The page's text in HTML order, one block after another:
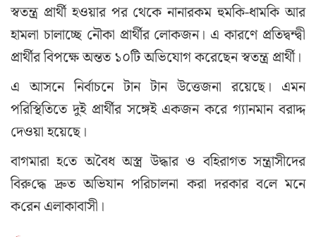
স্বতন্ত্র প্রার্থী হওয়ার পর থেকে নানারকম হুমকি-ধামকি আর
হামলা চালাচ্ছে নৌকা প্রার্থীর লোকজন। এ কারণে প্রতিদ্বন্দ্বী
প্রার্থীর বিপক্ষে অন্তত ১০টি অভিযোগ করেছেন স্বতন্ত্র প্রার্থী।
এ আসনে নির্বাচনে টান টান উত্তেজনা রয়েছে। এমন
পরিস্থিতিতে দুই প্রার্থীর সঙ্গেই একজন করে গ্যানমান বরাদ্দ
দেওয়া হয়েছে।
বাগমারা হ‌তে অ‌বৈধ অস্ত্র উদ্ধার ও ব‌হিরাগত সন্ত্রাসীদের
বিরু‌দ্ধে দ্রুত অ‌ভিয‌ান পরিচালনা করা দরকার ব‌লে মনে
ক‌রেন এলাকাবাসী।